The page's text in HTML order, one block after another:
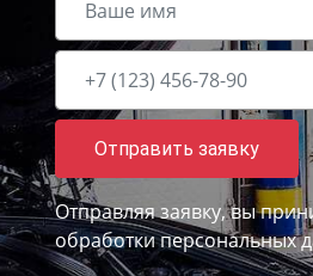
Отправить заявку
Отправляя заявку, вы
обработки персональных